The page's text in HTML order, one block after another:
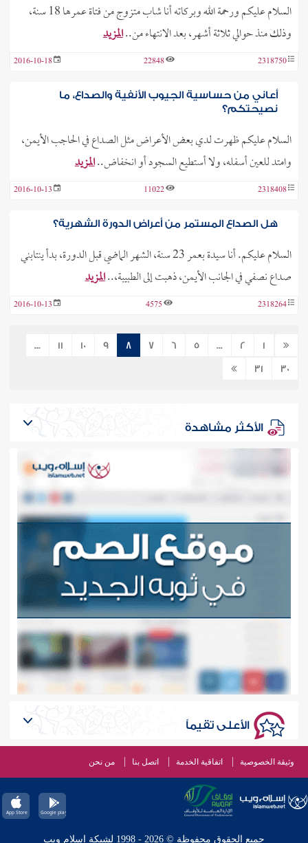
السلام عليكم ورحمة الله وبركاته أنا شاب متزوج من فتاة عمرها 18 سنة،
وذلك منذ حوالي ثلاثة أشهر، بعد الانتهاء من..المزيد
2318750
22848
2016-10-18
أعاني من حساسية الجيوب الأنفية والصداع، ما
نصيحتكم؟
السلام عليكم ظهرت لدي بعض الأعراض مثل الصداع في الحاجب الأيمن،
وامتد للعين أسفله، ولا أستطيع السجود أو انخفاض..المزيد
2318408
11022
2016-10-13
هل الصداع المستمر من أعراض الدورة الشهرية؟
السلام عليكم. أنا سيدة بعمر 23 سنة، الشهر الماضي قبل الدورة، بدأ ينتابني
صداع نصفي في الجانب الأيمن، ذهبت إلى الطبيبة،..المزيد
2318264
4575
2016-10-13
1
2
...
5
6
7
8
9
10
11
...
30
31
الأكثر مشاهدة
الأعلى تقيماً
وثيقة الخصوصية اتفاقية الخدمة اتصل بنا من نحن
جميع الحقوق محفوظة © 2026 - 1998 لشبكة إسلام ويب